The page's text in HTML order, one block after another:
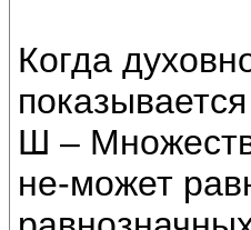
Когда
Ш –
не-может